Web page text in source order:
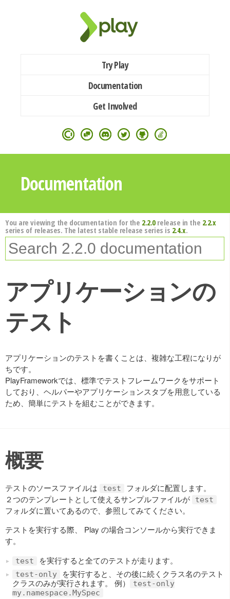
Try Play
Documentation
Get Involved
Documentation
You are viewing the documentation for the 2.2.0release in the 2.2.x
series of releases. The latest stable release series is 2.4.x.
アプリケーションの
テスト
アプリケーションのテストを書くことは、複雑な工程になりが
ちです。
PlayFrameworkでは、標準でテストフレームワークをサポート
しており、ヘルパーやアプリケーションスタブを用意している
ため、簡単にテストを組むことができます。
概要
テストのソースファイルは test
フォルダに配置します。
２つのテンプレートとして使えるサンプルファイルが
test
フォルダに置いてあるので、参照してみてください。
テストを実行する際、 Play の場合コンソールから実行できま
す。
test を実行すると全てのテストが走ります。
test-only
を実行すると、その後に続くクラス名のテスト
クラスのみが実行されます。 例）
test-only
my.namespace.MySpec